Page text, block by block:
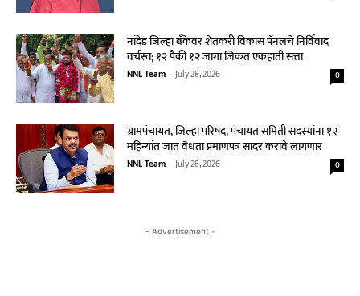
नांदेड जिल्हा बँकेवर शेतकरी विकास पॅनलचे निर्विवाद
वर्चस्व; १२ पैकी १२ जागा जिंकत एकहाती सत्ता
NNL Team - July 28, 2026 0
ग्रामपंचायत, जिल्हा परिषद, पंचायत समिती सदस्यांना १२
महिन्यांत जात वैधता प्रमाणपत्र सादर करावे लागणार
NNL Team - July 28, 2026 0
- Advertisement -